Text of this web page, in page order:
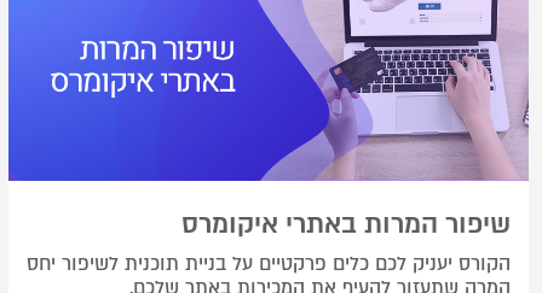
שיפור המרות באתרי איקומרס
הקורס יעניק לכם כלים פרקטיים על בניית תוכנית לשיפור יחס